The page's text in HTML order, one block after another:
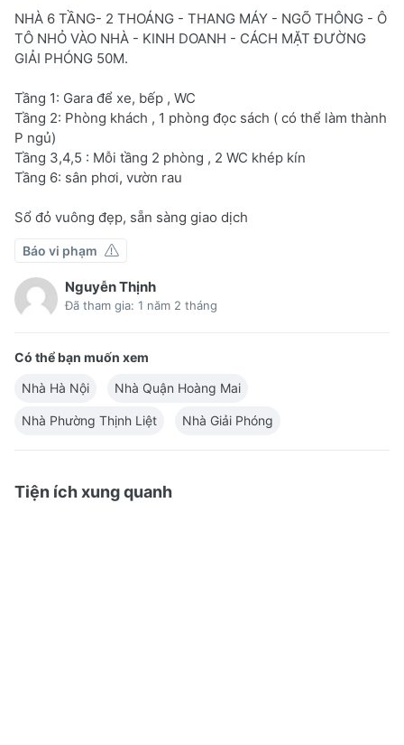
NHÀ 6 TẦNG- 2 THOÁNG - THANG MÁY - NGÕ THÔNG - Ô
TÔ NHỎ VÀO NHÀ - KINH DOANH - CÁCH MẶT ĐƯỜNG
GIẢI PHÓNG 50M.
Tầng 1: Gara để xe, bếp , WC
Tầng 2: Phòng khách , 1 phòng đọc sách ( có thể làm thành
P ngủ)
Tầng 3,4,5 : Mỗi tầng 2 phòng , 2 WC khép kín
Tầng 6: sân phơi, vườn rau
Sổ đỏ vuông đẹp, sẵn sàng giao dịch
Báo vi phạm
Nguyễn Thịnh
Đã tham gia: 1 năm 2 tháng
Có thể bạn muốn xem
Nhà Hà Nội
Nhà Quận Hoàng Mai
Nhà Phường Thịnh Liệt Nhà Giải Phóng
Tiện ích xung quanh